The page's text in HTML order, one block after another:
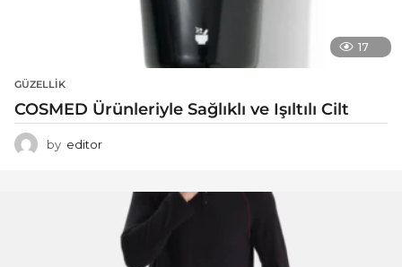
17
GÜZELLIK
COSMED Ürünleriyle Sağlıklı ve Işıltılı Cilt
by editor